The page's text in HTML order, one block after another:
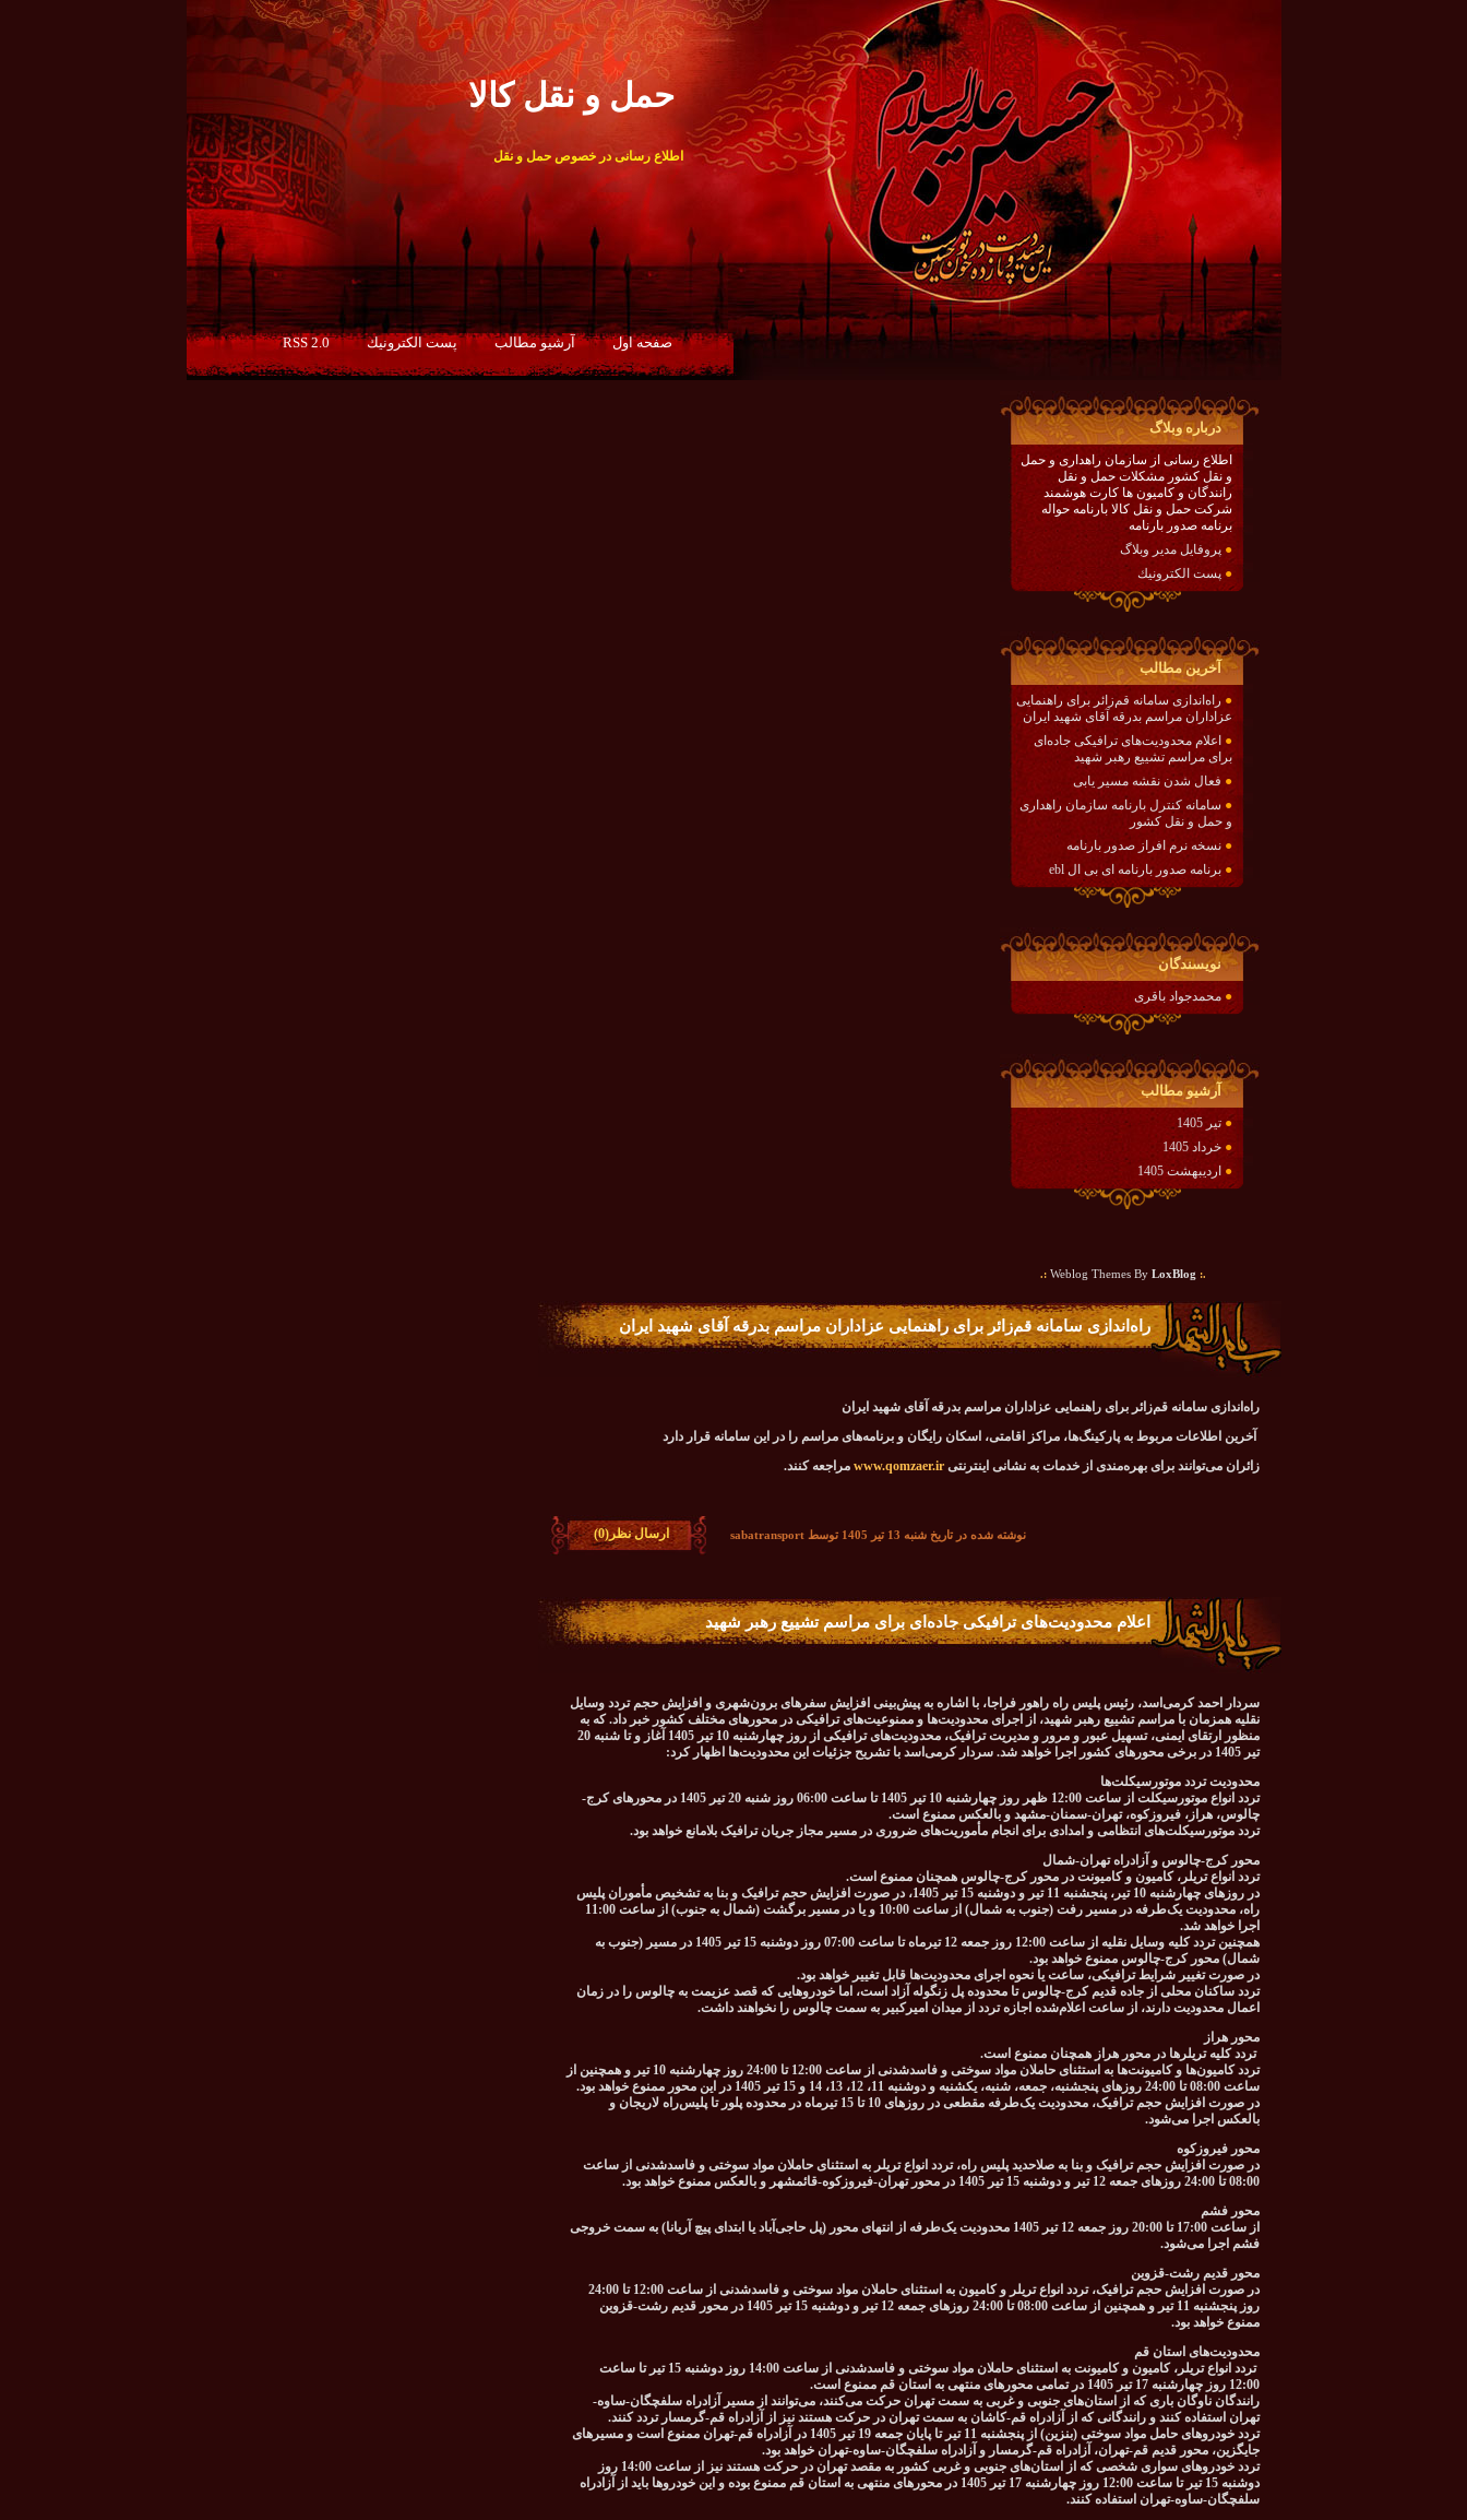
حمل و نقل کالا
اطلاع رسانی در خصوص حمل و نقل
صفحه اول آرشيو مطالب پست الكترونيك RSS 2.0
درباره وبلاگ
اطلاع رسانی از سازمان راهداری و حمل
و نقل کشور مشکلات حمل و نقل
رانندگان و کامیون ها کارت هوشمند
شرکت حمل و نقل کالا بارنامه حواله
برنامه صدور بارنامه
● پروفایل مدیر وبلاگ
● پست الكترونيك
آخرين مطالب
● راه‌اندازی سامانه قم‌زائر برای راهنمایی
عزاداران مراسم بدرقه آقای شهید ایران
● اعلام محدودیت‌های ترافیکی جاده‌ای
برای مراسم تشییع رهبر شهید
● فعال شدن نقشه مسیر یابی
● سامانه کنترل بارنامه سازمان راهداری
و حمل و نقل کشور
● نسخه نرم افراز صدور بارنامه
● برنامه صدور بارنامه ای بی ال ebl
نويسندگان
● محمدجواد باقری
آرشيو مطالب
● تیر 1405
● خرداد 1405
● اردیبهشت 1405
.:
LoxBlog
:.
راه‌اندازی سامانه قم‌زائر برای راهنمایی عزاداران مراسم بدرقه آقای شهید ایران
راه‌اندازی سامانه قم‌زائر برای راهنمایی عزاداران مراسم بدرقه آقای شهید ایران
آخرین اطلاعات مربوط به پارکینگ‌ها، مراکز اقامتی، اسکان رایگان و برنامه‌های مراسم را در این سامانه قرار دارد
زائران می‌توانند برای بهره‌مندی از خدمات به نشانی اینترنتیwww.qomzaer.ir مراجعه کنند.
نوشته شده در تاريخ شنبه 13 تیر 1405 توسط sabatransport ارسال نظر(0)
اعلام محدودیت‌های ترافیکی جاده‌ای برای مراسم تشییع رهبر شهید
سردار احمد کرمی‌اسد، رئیس پلیس راه راهور فراجا، با اشاره به پیش‌بینی افزایش سفرهای برون‌شهری و افزایش حجم تردد وسایل
نقلیه همزمان با مراسم تشییع رهبر شهید، از اجرای محدودیت‌ها و ممنوعیت‌های ترافیکی در محورهای مختلف کشور خبر داد. که به
منظور ارتقای ایمنی، تسهیل عبور و مرور و مدیریت ترافیک، محدودیت‌های ترافیکی از روز چهارشنبه 10 تیر 1405 آغاز و تا شنبه 20
تیر 1405 در برخی محورهای کشور اجرا خواهد شد. سردار کرمی‌اسد با تشریح جزئیات این محدودیت‌ها اظهار کرد:
محدودیت تردد موتورسیکلت‌ها
تردد انواع موتورسیکلت از ساعت 12:00 ظهر روز چهارشنبه 10 تیر 1405 تا ساعت 06:00 روز شنبه 20 تیر 1405 در محورهای کرج-
چالوس، هراز، فیروزکوه، تهران-سمنان-مشهد و بالعکس ممنوع است.
تردد موتورسیکلت‌های انتظامی و امدادی برای انجام مأموریت‌های ضروری در مسیر مجاز جریان ترافیک بلامانع خواهد بود.
محور کرج-چالوس و آزادراه تهران-شمال
تردد انواع تریلر، کامیون و کامیونت در محور کرج-چالوس همچنان ممنوع است.
در روزهای چهارشنبه 10 تیر، پنجشنبه 11 تیر و دوشنبه 15 تیر 1405، در صورت افزایش حجم ترافیک و بنا به تشخیص مأموران پلیس
راه، محدودیت یک‌طرفه در مسیر رفت (جنوب به شمال) از ساعت 10:00 و یا در مسیر برگشت (شمال به جنوب) از ساعت 11:00
اجرا خواهد شد.
همچنین تردد کلیه وسایل نقلیه از ساعت 12:00 روز جمعه 12 تیرماه تا ساعت 07:00 روز دوشنبه 15 تیر 1405 در مسیر (جنوب به
شمال) محور کرج-چالوس ممنوع خواهد بود.
در صورت تغییر شرایط ترافیکی، ساعت یا نحوه اجرای محدودیت‌ها قابل تغییر خواهد بود.
تردد ساکنان محلی از جاده قدیم کرج-چالوس تا محدوده پل زنگوله آزاد است، اما خودروهایی که قصد عزیمت به چالوس را در زمان
اعمال محدودیت دارند، از ساعت اعلام‌شده اجازه تردد از میدان امیرکبیر به سمت چالوس را نخواهند داشت.
محور هراز
تردد کلیه تریلرها در محور هراز همچنان ممنوع است.
تردد کامیون‌ها و کامیونت‌ها به استثنای حاملان مواد سوختی و فاسدشدنی از ساعت 12:00 تا 24:00 روز چهارشنبه 10 تیر و همچنین از
ساعت 08:00 تا 24:00 روزهای پنجشنبه، جمعه، شنبه، یکشنبه و دوشنبه 11، 12، 13، 14 و 15 تیر 1405 در این محور ممنوع خواهد بود.
در صورت افزایش حجم ترافیک، محدودیت یک‌طرفه مقطعی در روزهای 10 تا 15 تیرماه در محدوده پلور تا پلیس‌راه لاریجان و
بالعکس اجرا می‌شود.
محور فیروزکوه
در صورت افزایش حجم ترافیک و بنا به صلاحدید پلیس راه، تردد انواع تریلر به استثنای حاملان مواد سوختی و فاسدشدنی از ساعت
08:00 تا 24:00 روزهای جمعه 12 تیر و دوشنبه 15 تیر 1405 در محور تهران-فیروزکوه-قائمشهر و بالعکس ممنوع خواهد بود.
محور فشم
از ساعت 17:00 تا 20:00 روز جمعه 12 تیر 1405 محدودیت یک‌طرفه از انتهای محور (پل حاجی‌آباد یا ابتدای پیچ آریانا) به سمت خروجی
فشم اجرا می‌شود.
محور قدیم رشت-قزوین
در صورت افزایش حجم ترافیک، تردد انواع تریلر و کامیون به استثنای حاملان مواد سوختی و فاسدشدنی از ساعت 12:00 تا 24:00
روز پنجشنبه 11 تیر و همچنین از ساعت 08:00 تا 24:00 روزهای جمعه 12 تیر و دوشنبه 15 تیر 1405 در محور قدیم رشت-قزوین
ممنوع خواهد بود.
محدودیت‌های استان قم
تردد انواع تریلر، کامیون و کامیونت به استثنای حاملان مواد سوختی و فاسدشدنی از ساعت 14:00 روز دوشنبه 15 تیر تا ساعت
12:00 روز چهارشنبه 17 تیر 1405 در تمامی محورهای منتهی به استان قم ممنوع است.
رانندگان ناوگان باری که از استان‌های جنوبی و غربی به سمت تهران حرکت می‌کنند، می‌توانند از مسیر آزادراه سلفچگان-ساوه-
تهران استفاده کنند و رانندگانی که از آزادراه قم-کاشان به سمت تهران در حرکت هستند نیز از آزادراه قم-گرمسار تردد کنند.
تردد خودروهای حامل مواد سوختی (بنزین) از پنجشنبه 11 تیر تا پایان جمعه 19 تیر 1405 در آزادراه قم-تهران ممنوع است و مسیرهای
جایگزین، محور قدیم قم-تهران، آزادراه قم-گرمسار و آزادراه سلفچگان-ساوه-تهران خواهد بود.
تردد خودروهای سواری شخصی که از استان‌های جنوبی و غربی کشور به مقصد تهران در حرکت هستند نیز از ساعت 14:00 روز
دوشنبه 15 تیر تا ساعت 12:00 روز چهارشنبه 17 تیر 1405 در محورهای منتهی به استان قم ممنوع بوده و این خودروها باید از آزادراه
سلفچگان-ساوه-تهران استفاده کنند.